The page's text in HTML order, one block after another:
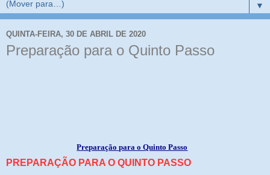
▼
QUINTA-FEIRA, 30 DE ABRIL DE 2020
Preparação para o Quinto Passo
Preparação para o Quinto Passo
PREPARAÇÃO PARA O QUINTO PASSO